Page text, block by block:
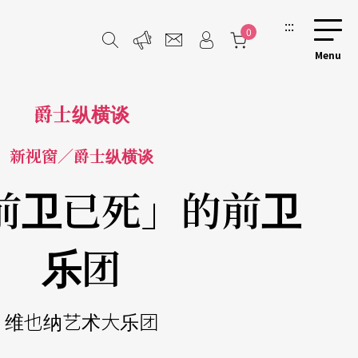
0 :::
爵士纵横谈
新视窗／爵士纵横谈
卫已死」的前卫
乐团
维也纳艺术大乐团